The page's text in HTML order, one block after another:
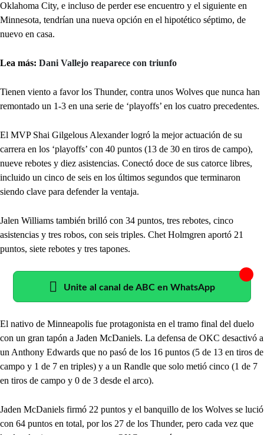
Oklahoma City, e incluso de perder ese encuentro y el siguiente en
Minnesota, tendrían una nueva opción en el hipotético séptimo, de
nuevo en casa.
Lea más: Dani Vallejo reaparece con triunfo
Tienen viento a favor los Thunder, contra unos Wolves que nunca han
remontado un 1-3 en una serie de ‘playoffs’ en los cuatro precedentes.
El MVP Shai Gilgelous Alexander logró la mejor actuación de su
carrera en los ‘playoffs’ con 40 puntos (13 de 30 en tiros de campo),
nueve rebotes y diez asistencias. Conectó doce de sus catorce libres,
incluido un cinco de seis en los últimos segundos que terminaron
siendo clave para defender la ventaja.
Jalen Williams también brilló con 34 puntos, tres rebotes, cinco
asistencias y tres robos, con seis triples. Chet Holmgren aportó 21
puntos, siete rebotes y tres tapones.
Unite al canal de ABC en WhatsApp
El nativo de Minneapolis fue protagonista en el tramo final del duelo
con un gran tapón a Jaden McDaniels. La defensa de OKC desactivó a
un Anthony Edwards que no pasó de los 16 puntos (5 de 13 en tiros de
campo y 1 de 7 en triples) y a un Randle que solo metió cinco (1 de 7
en tiros de campo y 0 de 3 desde el arco).
Jaden McDaniels firmó 22 puntos y el banquillo de los Wolves se lució
con 64 puntos en total, por los 27 de los Thunder, pero cada vez que